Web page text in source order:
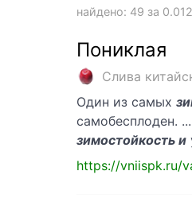
найдено: 49 за
Пониклая
Слива
Один из самых
самобесплоден.
зимостойкость и
https://vniispk.ru/